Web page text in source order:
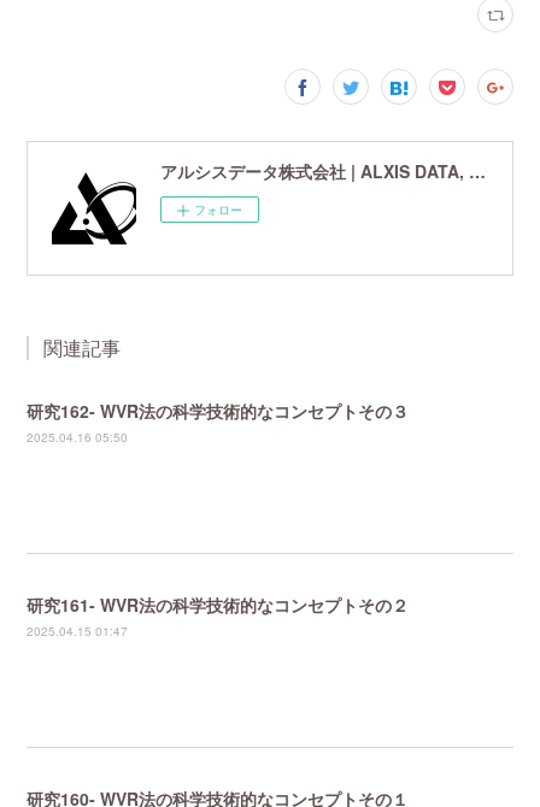
アルシスデータ株式会社 | ALXIS DATA, Inc. | 世界最先端の画像鮮鋭化技術研究開発企業
フォロー
関連記事
研究162- WVR法の科学技術的なコンセプトその３
2025.04.16 05:50
研究161- WVR法の科学技術的なコンセプトその２
2025.04.15 01:47
研究160- WVR法の科学技術的なコンセプトその１